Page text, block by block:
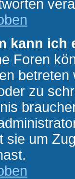
kann ich
Foren
betreten
zu
sie um